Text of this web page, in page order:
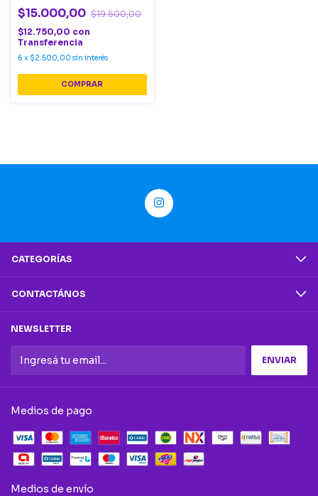
$15.000,00 $19.500,00
$12.750,00 con
Transferencia
6 x $2.500,00 sin interés
COMPRAR
CATEGORÍAS
CONTACTÁNOS
NEWSLETTER
Medios de pago
Medios de envío